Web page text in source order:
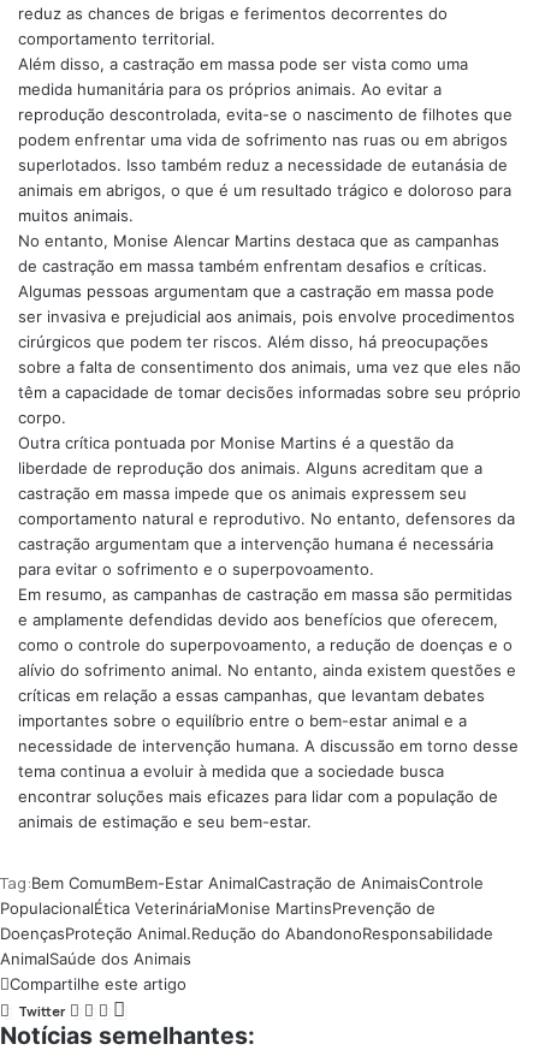
reduz as chances de brigas e ferimentos decorrentes do
comportamento territorial.
Além disso, a castração em massa pode ser vista como uma
medida humanitária para os próprios animais. Ao evitar a
reprodução descontrolada, evita-se o nascimento de filhotes que
podem enfrentar uma vida de sofrimento nas ruas ou em abrigos
superlotados. Isso também reduz a necessidade de eutanásia de
animais em abrigos, o que é um resultado trágico e doloroso para
muitos animais.
No entanto, Monise Alencar Martins destaca que as campanhas
de castração em massa também enfrentam desafios e críticas.
Algumas pessoas argumentam que a castração em massa pode
ser invasiva e prejudicial aos animais, pois envolve procedimentos
cirúrgicos que podem ter riscos. Além disso, há preocupações
sobre a falta de consentimento dos animais, uma vez que eles não
têm a capacidade de tomar decisões informadas sobre seu próprio
corpo.
Outra crítica pontuada por Monise Martins é a questão da
liberdade de reprodução dos animais. Alguns acreditam que a
castração em massa impede que os animais expressem seu
comportamento natural e reprodutivo. No entanto, defensores da
castração argumentam que a intervenção humana é necessária
para evitar o sofrimento e o superpovoamento.
Em resumo, as campanhas de castração em massa são permitidas
e amplamente defendidas devido aos benefícios que oferecem,
como o controle do superpovoamento, a redução de doenças e o
alívio do sofrimento animal. No entanto, ainda existem questões e
críticas em relação a essas campanhas, que levantam debates
importantes sobre o equilíbrio entre o bem-estar animal e a
necessidade de intervenção humana. A discussão em torno desse
tema continua a evoluir à medida que a sociedade busca
encontrar soluções mais eficazes para lidar com a população de
animais de estimação e seu bem-estar.
Tag:Bem ComumBem-Estar AnimalCastração de AnimaisControle
PopulacionalÉtica VeterináriaMonise MartinsPrevenção de
DoençasProteção Animal.Redução do AbandonoResponsabilidade
AnimalSaúde dos Animais
Compartilhe este artigo
Twitter
Notícias semelhantes: